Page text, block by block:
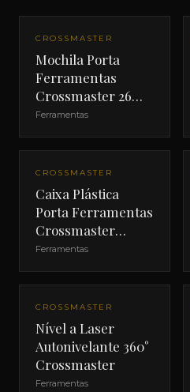
CROSSMASTER
Mochila Porta
Ferramentas
Crossmaster 26
Litros
Ferramentas
CROSSMASTER
Caixa Plástica
Porta Ferramentas
Crossmaster
420mm
Ferramentas
CROSSMASTER
Nível a Laser
Autonivelante 360°
Crossmaster
Ferramentas